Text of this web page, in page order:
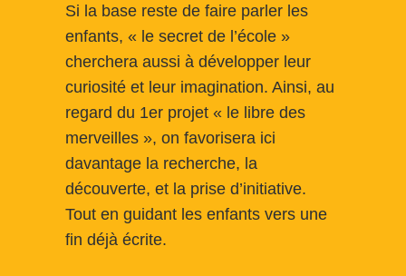
Si la base reste de faire parler les
enfants, « le secret de l’école »
cherchera aussi à développer leur
curiosité et leur imagination. Ainsi, au
regard du 1er projet « le libre des
merveilles », on favorisera ici
davantage la recherche, la
découverte, et la prise d’initiative.
Tout en guidant les enfants vers une
fin déjà écrite.